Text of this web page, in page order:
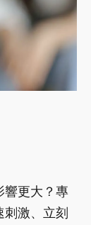
響更大？專
激、立刻